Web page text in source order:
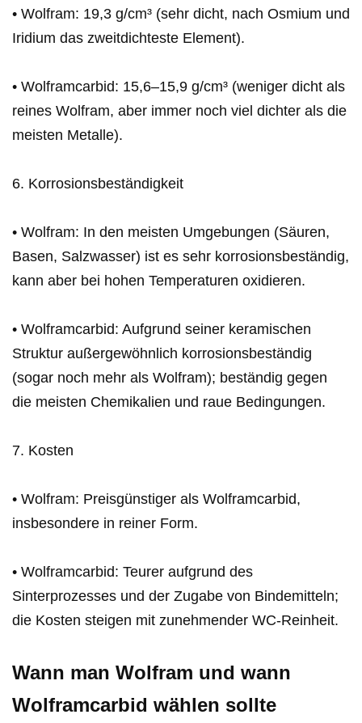
• Wolfram: 19,3 g/cm³ (sehr dicht, nach Osmium und
Iridium das zweitdichteste Element).
• Wolframcarbid: 15,6–15,9 g/cm³ (weniger dicht als
reines Wolfram, aber immer noch viel dichter als die
meisten Metalle).
6. Korrosionsbeständigkeit
• Wolfram: In den meisten Umgebungen (Säuren,
Basen, Salzwasser) ist es sehr korrosionsbeständig,
kann aber bei hohen Temperaturen oxidieren.
• Wolframcarbid: Aufgrund seiner keramischen
Struktur außergewöhnlich korrosionsbeständig
(sogar noch mehr als Wolfram); beständig gegen
die meisten Chemikalien und raue Bedingungen.
7. Kosten
• Wolfram: Preisgünstiger als Wolframcarbid,
insbesondere in reiner Form.
• Wolframcarbid: Teurer aufgrund des
Sinterprozesses und der Zugabe von Bindemitteln;
die Kosten steigen mit zunehmender WC-Reinheit.
Wann man Wolfram und wann
Wolframcarbid wählen sollte